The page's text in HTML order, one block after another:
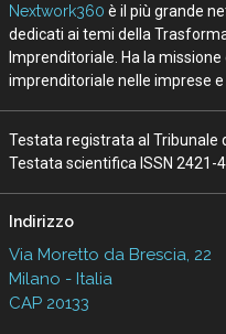
Nextwork360 è il più grande
dedicati ai temi della
Imprenditoriale. Ha la
imprenditoriale nelle imprese
Testata registrata al Tribunale
Testata scientifica ISSN 2421-
Indirizzo
Via Moretto da Brescia, 22
Milano - Italia
CAP 20133